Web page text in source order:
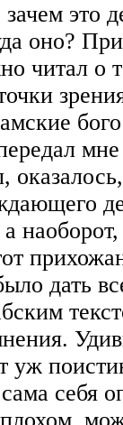
это
оно?
читал о
а
дать
уж
себя